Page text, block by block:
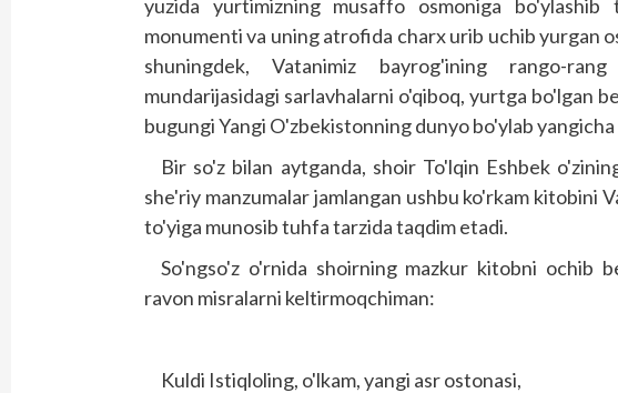
yuzida yurtimizning musaffo osmoniga
monumenti va uning atrofida charx urib uchib yurgan
shuningdek, Vatanimiz bayrog'ining rango-
mundarijasidagi sarlavhalarni o'qiboq, yurtga bo'lgan
bugungi Yangi O'zbekistonning dunyo bo'ylab yangicha
Bir so'z bilan aytganda, shoir To'lqin Eshbek
she'riy manzumalar jamlangan ushbu ko'rkam kitobini
to'yiga munosib tuhfa tarzida taqdim etadi.
So'ngso'z o'rnida shoirning mazkur kitobni ochib
ravon misralarni keltirmoqchiman:
Kuldi Istiqloling, o'lkam, yangi asr ostonasi,